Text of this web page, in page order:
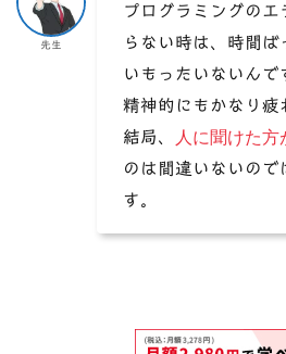
先生
プログラミングの
らない時は、時間
いもったいないんで
精神的にもかなり疲
結局、
人に聞けた
のは間違いないので
す。